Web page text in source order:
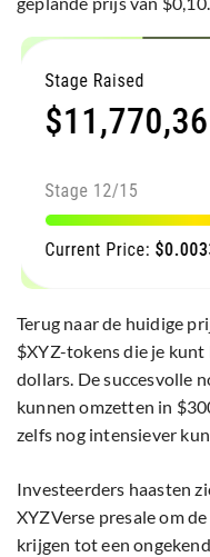
Terug naar de huidige
$XYZ-tokens die je
dollars. De succesvolle
kunnen omzetten in
zelfs nog intensiever
Investeerders haasten
XYZVerse presale om
krijgen tot een